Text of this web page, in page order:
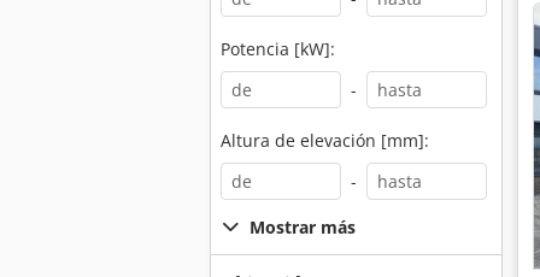
Potencia [kW]:
-
Altura de elevación [mm]:
-
Mostrar más